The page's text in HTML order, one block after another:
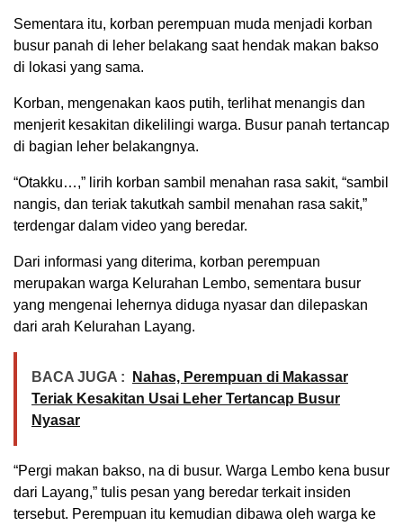
Sementara itu, korban perempuan muda menjadi korban
busur panah di leher belakang saat hendak makan bakso
di lokasi yang sama.
Korban, mengenakan kaos putih, terlihat menangis dan
menjerit kesakitan dikelilingi warga. Busur panah tertancap
di bagian leher belakangnya.
“Otakku…,” lirih korban sambil menahan rasa sakit, “sambil
nangis, dan teriak takutkah sambil menahan rasa sakit,”
terdengar dalam video yang beredar.
Dari informasi yang diterima, korban perempuan
merupakan warga Kelurahan Lembo, sementara busur
yang mengenai lehernya diduga nyasar dan dilepaskan
dari arah Kelurahan Layang.
BACA JUGA :
Nahas, Perempuan di Makassar
Teriak Kesakitan Usai Leher Tertancap Busur
Nyasar
“Pergi makan bakso, na di busur. Warga Lembo kena busur
dari Layang,” tulis pesan yang beredar terkait insiden
tersebut. Perempuan itu kemudian dibawa oleh warga ke